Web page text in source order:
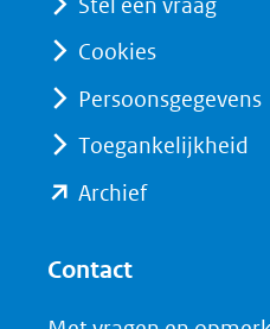
een
andere
website)
Cookies
Persoonsgegevens
Toegankelijkheid
Archief(opent
Contact